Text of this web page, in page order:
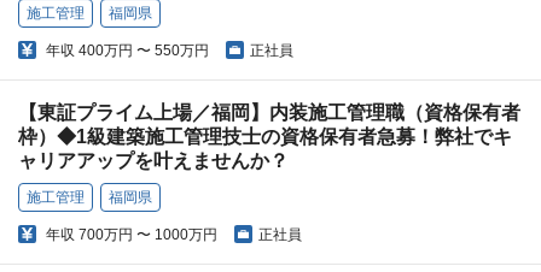
施工管理 福岡県
年収 400万円 〜 550万円 正社員
【東証プライム上場／福岡】内装施工管理職（資格保有者
枠）◆1級建築施工管理技士の資格保有者急募！弊社でキ
ャリアアップを叶えませんか？
施工管理 福岡県
年収 700万円 〜 1000万円 正社員